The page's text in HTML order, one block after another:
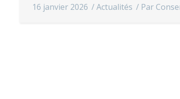
16 janvier 2026 Actualités Par